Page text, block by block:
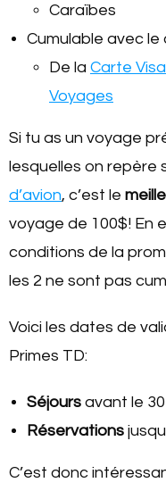
Caraïbes
Cumulable avec
De la Carte
Voyages
Si tu as un voyage
lesquelles on repère
d’avion, c’est le
voyage de 100$! En
conditions de la
les 2 ne sont pas
Voici les dates de
Primes TD:
Séjours avant le
Réservations
C’est donc